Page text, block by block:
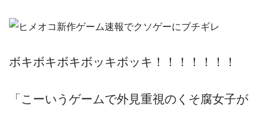
ボキボキボキボッキボッキ！！！！！！！
「こーいうゲームで外見重視のくそ腐女子が